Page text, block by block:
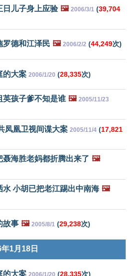
儿子身上应验 🖼️ 2006/3/1 (39,704
罗德和江泽民 🖼️ 2006/2/2 (44,249次)
的大案 2006/1/20 (28,335次)
英孩子爹不知是谁 🖼️ 2005/11/23
凤凰卫视间谍大案 2005/11/4 (17,821
海胜老妈都折腾出来了 🖼️
小胡已把老江踢出中南海 🖼️
故事 🖼️ 2005/8/1 (29,238次)
1月18日
的大案 2006/1/20 (28,335次)